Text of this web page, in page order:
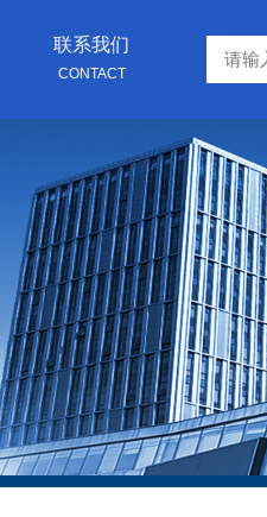
联系我们
CONTACT